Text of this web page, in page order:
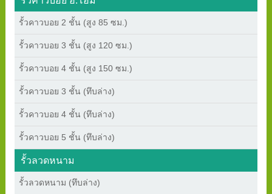
รั้วคาวบอย 2 ชั้น (สูง 85 ซม.)
รั้วคาวบอย 3 ชั้น (สูง 120 ซม.)
รั้วคาวบอย 4 ชั้น (สูง 150 ซม.)
รั้วคาวบอย 3 ชั้น (ทึบล่าง)
รั้วคาวบอย 4 ชั้น (ทึบล่าง)
รั้วคาวบอย 5 ชั้น (ทึบล่าง)
รั้วลวดหนาม
รั้วลวดหนาม (ทึบล่าง)